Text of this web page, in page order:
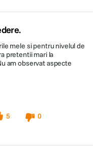
mele si pentru nivelul de
pretentii mari la
am observat aspecte
5
0